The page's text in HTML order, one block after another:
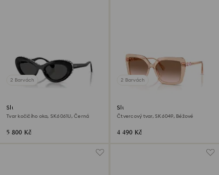
2 Barvách
Sluneční brýle
Tvar kočičího oka, SK6061U, Černá
5 800 Kč
2 Barvách
Sluneční brýle
Čtvercový tvar, SK6049, Béžové
4 490 Kč